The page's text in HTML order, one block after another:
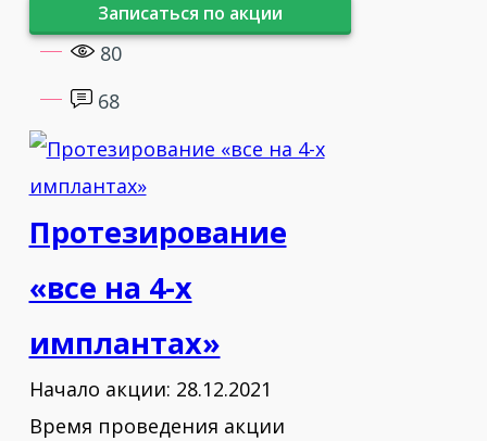
2014 - «Сила современной
стоматологии в адгезии.
(STYLEITALIANO)»
2014 - «CON — Infiltration Concept»
вертикальной и горизонтальной
регенерацией кости (GBR). Синус
лифтинг в сложных случаях»
2015 - «Керамические реставрации в
повседневной практике»
Записаться по акции
80
68
Протезирование
«все на 4-х
имплантах»
Начало акции: 28.12.2021
Время проведения акции